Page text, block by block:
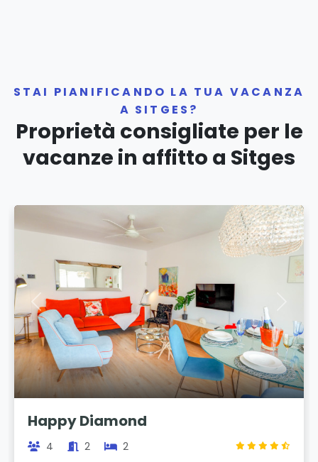
STAI PIANIFICANDO LA TUA VACANZA
A SITGES?
Proprietà consigliate per le
vacanze in affitto a Sitges
Previous
Happy Diamond
4 2 2